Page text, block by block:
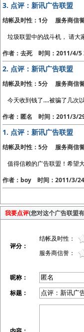
3. 点评：新讯广告联盟
结帐及时性：1分 服务商信
垃圾联盟中的战斗机， 请大
作者：去死 时间：2011/4/
2. 点评：新讯广告联盟
结帐及时性：5分 服务商信
今天收到钱了....被骗了几次
作者：匿名 时间：2011/3/
1. 点评：新讯广告联盟
结帐及时性：5分 服务商信
值得信赖的广告联盟！希望
作者：boy 时间：2011/3/
我要点评(您对这个广告联盟
评分：
结帐及时性：
服务商信誉：
昵称：
标题：